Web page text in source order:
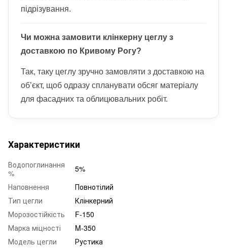
підрізування.
Чи можна замовити клінкерну цеглу з
доставкою по Кривому Рогу?
Так, таку цеглу зручно замовляти з доставкою на
об’єкт, щоб одразу спланувати обсяг матеріалу
для фасадних та облицювальних робіт.
Характеристики
Водопоглинання
%
5%
Наповнення
Повнотілий
Тип цегли
Клінкерний
Морозостійкість
F-150
Марка міцності
M-350
Модель цегли
Рустика